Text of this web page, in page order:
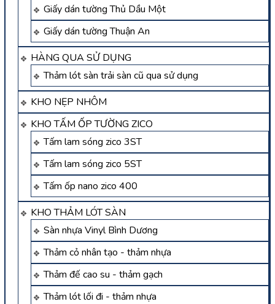
Giấy dán tường Thủ Dầu Một
Giấy dán tường Thuận An
HÀNG QUA SỬ DỤNG
Thảm lót sàn trải sàn cũ qua sử dụng
KHO NẸP NHÔM
KHO TẤM ỐP TƯỜNG ZICO
Tấm lam sóng zico 3ST
Tấm lam sóng zico 5ST
Tấm ốp nano zico 400
KHO THẢM LÓT SÀN
Sàn nhựa Vinyl Bình Dương
Thảm cỏ nhân tạo - thảm nhựa
Thảm đế cao su - thảm gạch
Thảm lót lối đi - thảm nhựa